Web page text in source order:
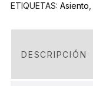
ETIQUETAS: Asiento
DESCRIPCIÓN